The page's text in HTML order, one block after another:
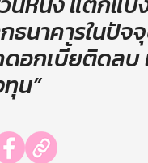
ธนาคารในปัจ
คดอกเบี้ยติด
น”